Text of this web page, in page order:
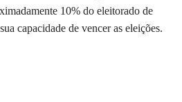
10% do eleitorado de
capacidade de vencer as eleições.